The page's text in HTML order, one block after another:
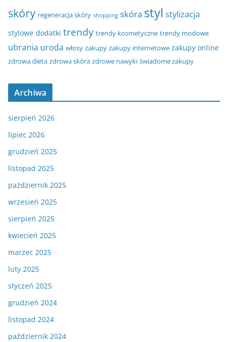
skóry regeneracja skóry shopping skóra styl stylizacja
stylowe dodatki trendy trendy kosmetyczne trendy modowe
ubrania uroda włosy zakupy zakupy internetowe zakupy online
zdrowa dieta zdrowa skóra zdrowe nawyki świadome zakupy
Archiwa
sierpień 2026
lipiec 2026
grudzień 2025
listopad 2025
październik 2025
wrzesień 2025
sierpień 2025
kwiecień 2025
marzec 2025
luty 2025
styczeń 2025
grudzień 2024
listopad 2024
październik 2024